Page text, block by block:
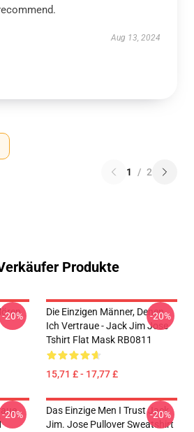
Aug 13, 2024
1 / 2
Produkte
-20%
Die Einzigen Männer, Denen
Ich Vertraue - Jack Jim Jose
Tshirt Flat Mask RB0811
15,71 £ - 17,77 £
-20%
-20%
Das Einzige Men I Trust Jack
Jim. Jose Pullover Sweatshirt
-20%